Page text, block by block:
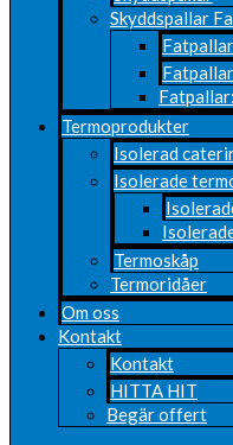
Skyddspallar
Termoprodukter
Isolerad
Isolerade
Termoskåp
Termoridåer
Om oss
Kontakt
Kontakt
HITTA HIT
Begär offert